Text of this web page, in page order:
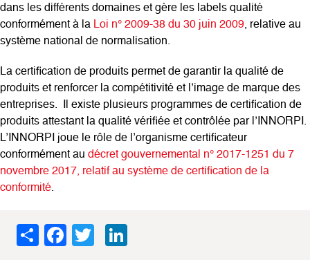
dans les différents domaines et gère les labels qualité
conformément à la Loi n° 2009-38 du 30 juin 2009, relative au
système national de normalisation.
La certification de produits permet de garantir la qualité de
produits et renforcer la compétitivité et l’image de marque des
entreprises. Il existe plusieurs programmes de certification de
produits attestant la qualité vérifiée et contrôlée par l’INNORPI.
L’INNORPI joue le rôle de l’organisme certificateur
conformément au décret gouvernemental n° 2017-1251 du 7
novembre 2017, relatif au système de certification de la
conformité.
ShareFacebook
Twitter